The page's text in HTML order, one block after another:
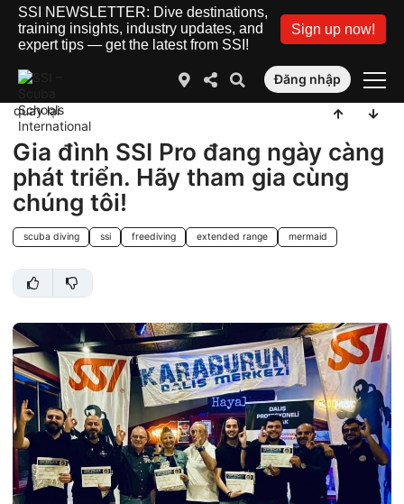
SSI NEWSLETTER: Dive destinations,
training insights, industry updates, and
expert tips — get the latest from SSI!
Sign up now!
Đăng nhập
quay lại
Gia đình SSI Pro đang ngày càng
phát triển. Hãy tham gia cùng
chúng tôi!
scuba diving ssi freediving extended range mermaid